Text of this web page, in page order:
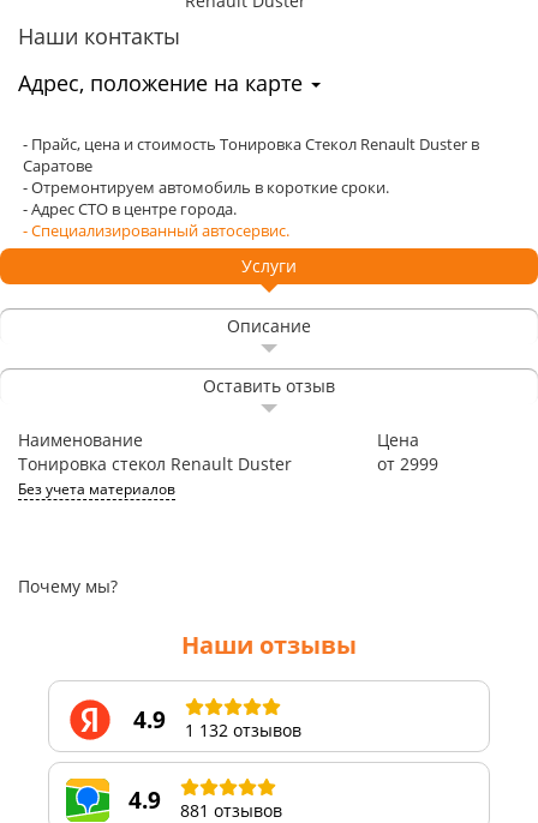
Наши контакты
Адрес, положение на карте
- Прайс, цена и стоимость Тонировка Стекол Renault Duster в
Саратове
- Отремонтируем автомобиль в короткие сроки.
- Адрес СТО в центре города.
- Специализированный автосервис.
Услуги
Описание
Оставить отзыв
Наименование
Цена
Тонировка стекол Renault Duster
Без учета материалов
от 2999
Почему мы?
Наши отзывы
4.9 1 132 отзывов
4.9 881 отзывов